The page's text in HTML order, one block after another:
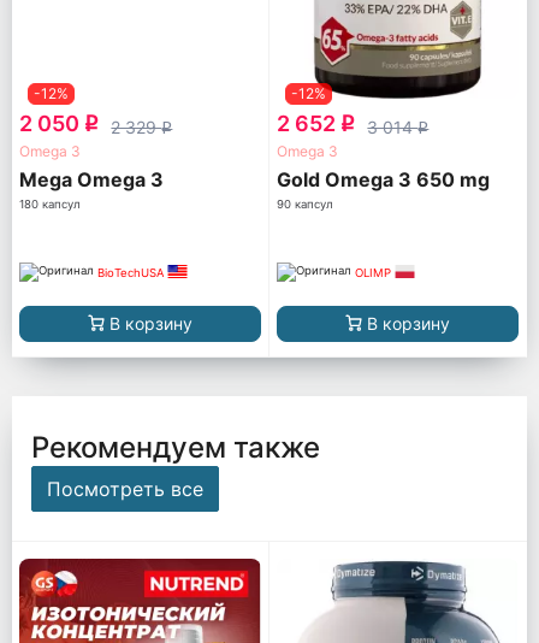
-12%
2 050 q 2 329q
Omega 3
Mega Omega 3
180 капсул
BioTechUSA
В корзину
-12%
2 652 q 3 014q
Omega 3
Gold Omega 3 650 mg
90 капсул
OLIMP
В корзину
Рекомендуем также
Посмотреть все